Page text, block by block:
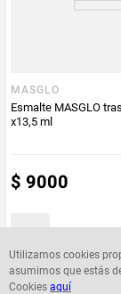
Utilizamos cookies
asumimos que estás
Cookies aquí
MASGLO
Esmalte MASGLO
x13,5 ml
$ 9000